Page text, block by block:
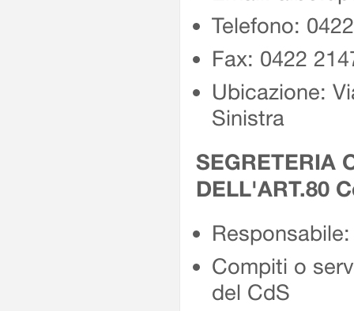
Telefono:
Fax: 0422
Ubicazione:
Sinistra
SEGRETERIA
DELL'ART.80
Compiti o
del CdS